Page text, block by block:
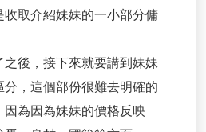
取介紹妹妹的一小部分傭
後，接下來就要講到妹妹
，這個部份很難去明確的
為因為妹妹的價格反映